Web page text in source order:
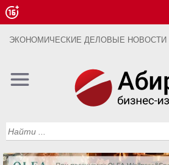
ЭКОНОМИЧЕСКИЕ ДЕЛОВЫЕ НОВОСТИ